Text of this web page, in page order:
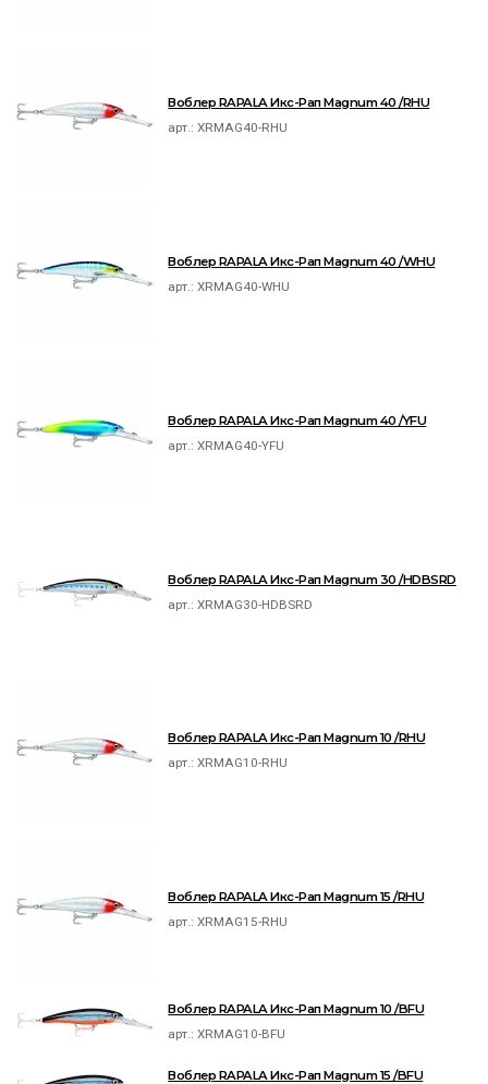
Воблер RAPALA Икс-Рап Magnum 40 /RHU
арт.:XRMAG40-RHU
Воблер RAPALA Икс-Рап Magnum 40 /WHU
арт.:XRMAG40-WHU
Воблер RAPALA Икс-Рап Magnum 40 /YFU
арт.:XRMAG40-YFU
Воблер RAPALA Икс-Рап Magnum 30 /HDBSRD
арт.:XRMAG30-HDBSRD
Воблер RAPALA Икс-Рап Magnum 10 /RHU
арт.:XRMAG10-RHU
Воблер RAPALA Икс-Рап Magnum 15 /RHU
арт.:XRMAG15-RHU
Воблер RAPALA Икс-Рап Magnum 10 /BFU
арт.:XRMAG10-BFU
Воблер RAPALA Икс-Рап Magnum 15 /BFU